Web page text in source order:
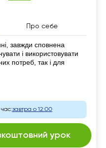
Про себе
завжди сповнена
і використовувати
потреб, так і для
завтра о 12:00
урок